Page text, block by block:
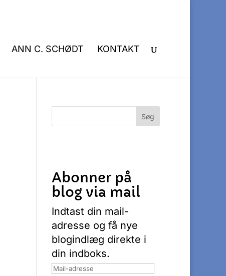
ANN C. SCHØDT KONTAKT
Abonner på
blog via mail
Indtast din mail-
adresse og få nye
blogindlæg direkte i
din indboks.
Mail-